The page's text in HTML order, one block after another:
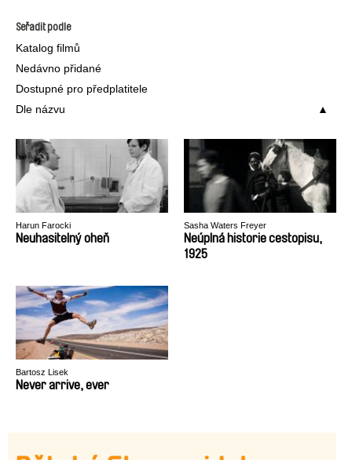
Seřadit podle
Katalog filmů
Nedávno přidané
Dostupné pro předplatitele
Dle názvu
Harun Farocki
Neuhasitelný oheň
Sasha Waters Freyer
Neúplná historie cestopisu,
1925
Bartosz Lisek
Never arrive, ever